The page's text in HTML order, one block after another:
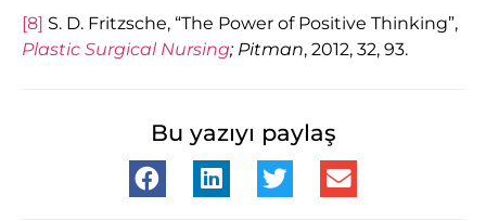
[8] S. D. Fritzsche, “The Power of Positive Thinking”,
Plastic Surgical Nursing; Pitman, 2012, 32, 93.
Bu yazıyı paylaş